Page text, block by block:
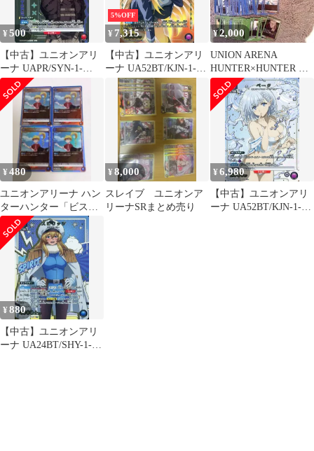
¥500
【中古】ユニオンアリ
ーナ UAPR/SYN-1-
073[U]：(キラ)アルバ
5%OFF
¥ 7,315
【中古】ユニオンアリ
ーナ UA52BT/KJN-1-
054[U★]：(キラ)アル
ファ
¥2,000
UNION ARENA
HUNTER×HUNTER カ
ード169枚
¥480
ユニオンアリーナ ハン
ターハンター「ビス
ケ」R（レア）４枚セ
ット 青
¥8,000
スレイブ ユニオンア
リーナSRまとめ売り
¥6,980
【中古】ユニオンアリ
ーナ UA52BT/KJN-1-
¥880
【中古】ユニオンアリ
ーナ UA24BT/SHY-1-